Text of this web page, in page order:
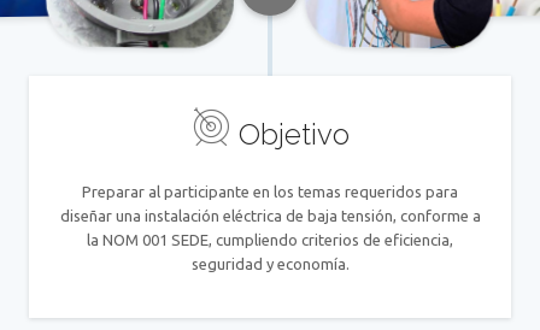
Objetivo
Preparar al participante en los temas requeridos para
diseñar una instalación eléctrica de baja tensión, conforme a
la NOM 001 SEDE, cumpliendo criterios de eficiencia,
seguridad y economía.